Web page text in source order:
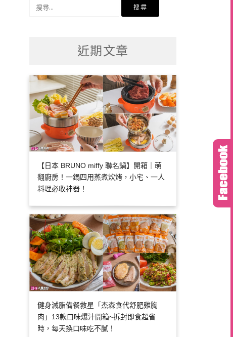
近期文章
【日本 BRUNO miffy 聯名鍋】開箱｜萌
翻廚房！一鍋四用蒸煮炊烤，小宅、一人
料理必收神器！
健身減脂備餐救星「杰森食代舒肥雞胸
肉」13款口味爆汁開箱~拆封即食超省
時，每天換口味吃不膩！